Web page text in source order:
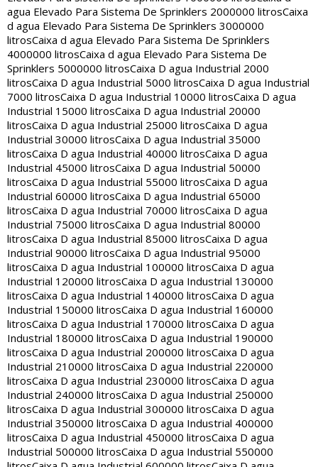
agua Elevado Para Sistema De Sprinklers 2000000 litrosCaixa
d agua Elevado Para Sistema De Sprinklers 3000000
litrosCaixa d agua Elevado Para Sistema De Sprinklers
4000000 litrosCaixa d agua Elevado Para Sistema De
Sprinklers 5000000 litrosCaixa D agua Industrial 2000
litrosCaixa D agua Industrial 5000 litrosCaixa D agua Industrial
7000 litrosCaixa D agua Industrial 10000 litrosCaixa D agua
Industrial 15000 litrosCaixa D agua Industrial 20000
litrosCaixa D agua Industrial 25000 litrosCaixa D agua
Industrial 30000 litrosCaixa D agua Industrial 35000
litrosCaixa D agua Industrial 40000 litrosCaixa D agua
Industrial 45000 litrosCaixa D agua Industrial 50000
litrosCaixa D agua Industrial 55000 litrosCaixa D agua
Industrial 60000 litrosCaixa D agua Industrial 65000
litrosCaixa D agua Industrial 70000 litrosCaixa D agua
Industrial 75000 litrosCaixa D agua Industrial 80000
litrosCaixa D agua Industrial 85000 litrosCaixa D agua
Industrial 90000 litrosCaixa D agua Industrial 95000
litrosCaixa D agua Industrial 100000 litrosCaixa D agua
Industrial 120000 litrosCaixa D agua Industrial 130000
litrosCaixa D agua Industrial 140000 litrosCaixa D agua
Industrial 150000 litrosCaixa D agua Industrial 160000
litrosCaixa D agua Industrial 170000 litrosCaixa D agua
Industrial 180000 litrosCaixa D agua Industrial 190000
litrosCaixa D agua Industrial 200000 litrosCaixa D agua
Industrial 210000 litrosCaixa D agua Industrial 220000
litrosCaixa D agua Industrial 230000 litrosCaixa D agua
Industrial 240000 litrosCaixa D agua Industrial 250000
litrosCaixa D agua Industrial 300000 litrosCaixa D agua
Industrial 350000 litrosCaixa D agua Industrial 400000
litrosCaixa D agua Industrial 450000 litrosCaixa D agua
Industrial 500000 litrosCaixa D agua Industrial 550000